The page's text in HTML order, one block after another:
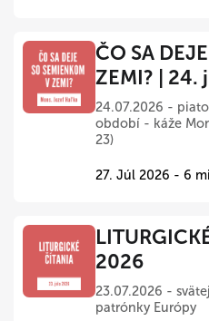
ČO SA
ZEMI? | 24.
24.07.2026 -
období - káže
23)
27. Júl 2026 - 6
2026
23.07.2026 -
patrónky Európy